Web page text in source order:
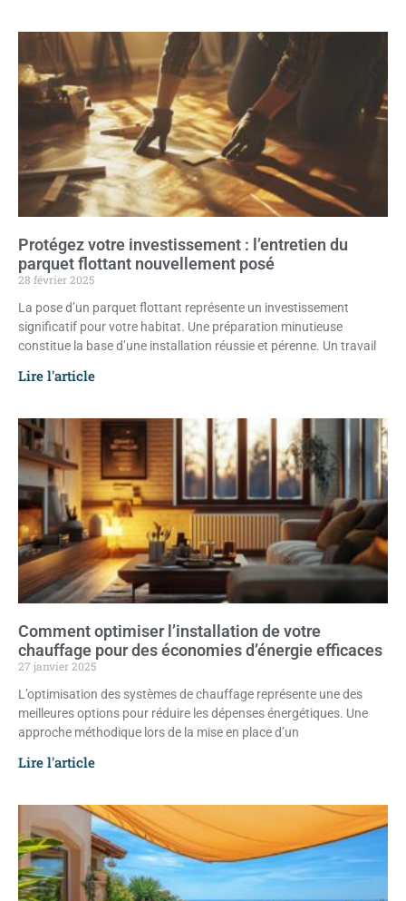
Protégez votre investissement : l’entretien du
parquet flottant nouvellement posé
28 février 2025
La pose d’un parquet flottant représente un investissement
significatif pour votre habitat. Une préparation minutieuse
constitue la base d’une installation réussie et pérenne. Un travail
Lire l'article
Comment optimiser l’installation de votre
chauffage pour des économies d’énergie efficaces
27 janvier 2025
L’optimisation des systèmes de chauffage représente une des
meilleures options pour réduire les dépenses énergétiques. Une
approche méthodique lors de la mise en place d’un
Lire l'article